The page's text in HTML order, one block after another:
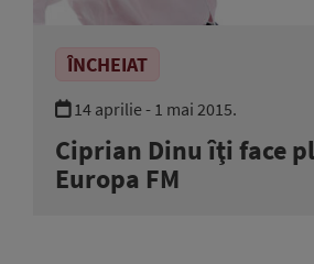
ÎNCHEIAT
14 aprilie - 1 mai 2015.
Ciprian Dinu îţi face
Europa FM